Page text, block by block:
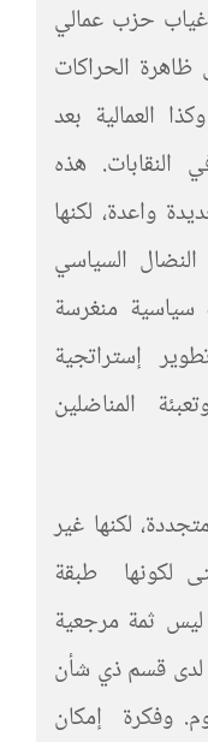
حزب عمالي
الحراكات
العمالية بعد
النقابات. هذه
واعدة، لكنها
السياسي
سياسية منغرسة
إستراتجية
المناضلين
لكنها غير
لكونها طبقة
ثمة مرجعية
لدى قسم ذي شأن
وفكرة إمكان